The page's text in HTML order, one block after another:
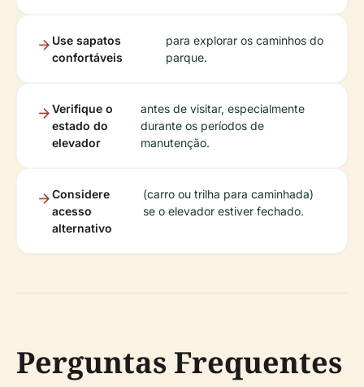
Use sapatos
confortáveis
para explorar os caminhos do
parque.
Verifique o
estado do
elevador
antes de visitar, especialmente
durante os períodos de
manutenção.
Considere
acesso
alternativo
(carro ou trilha para caminhada)
se o elevador estiver fechado.
Perguntas Frequentes